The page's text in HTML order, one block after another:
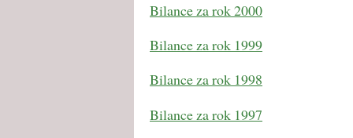
Bilance za rok 2000
Bilance za rok 1999
Bilance za rok 1998
Bilance za rok 1997